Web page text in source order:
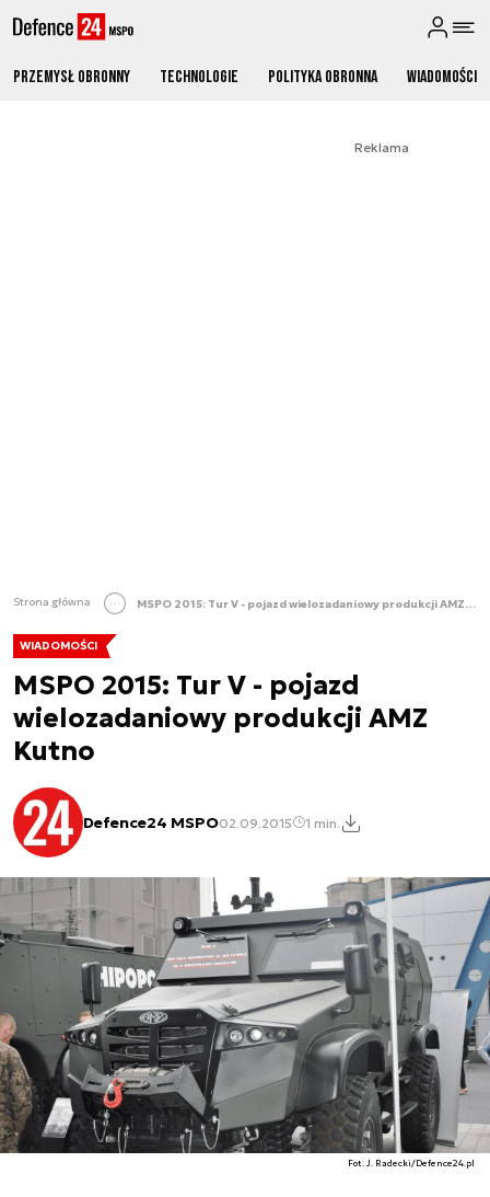
Przemysł obronny Technologie Polityka obronna Wiadomości
Reklama
Strona główna MSPO 2015: Tur V - pojazd wielozadaniowy produkcji AMZ Kutno
WIADOMOŚCI
MSPO 2015: Tur V - pojazd
wielozadaniowy produkcji AMZ
Kutno
Defence24 MSPO02.09.2015 1 min.
Fot. J. Radecki/Defence24.pl